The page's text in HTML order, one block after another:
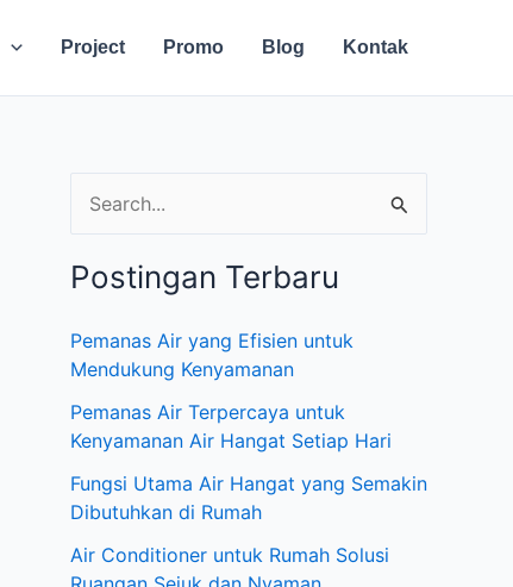
Project Promo Blog Kontak
r
u
n
t
u
k
:
Postingan Terbaru
Pemanas Air yang Efisien untuk
Mendukung Kenyamanan
Pemanas Air Terpercaya untuk
Kenyamanan Air Hangat Setiap Hari
Fungsi Utama Air Hangat yang Semakin
Dibutuhkan di Rumah
Air Conditioner untuk Rumah Solusi